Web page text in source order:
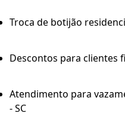
Troca de botijão
Descontos para clientes
Atendimento para
- SC